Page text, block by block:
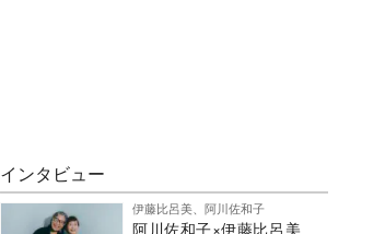
インタビュー
伊藤比呂美、阿川佐和子
阿川佐和子×伊藤比呂美